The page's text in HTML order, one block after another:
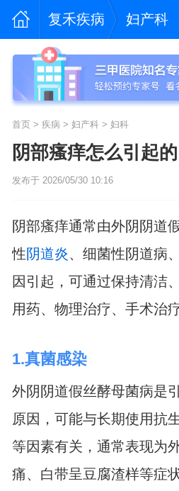
复禾疾病 妇产科
首页> 疾病 > 妇产科> 妇科
阴部瘙痒怎么引起的
发布于 2026/05/30 10:16
阴部瘙痒通常由外阴阴道
性阴道炎、细菌性阴道病
因引起，可通过保持清洁
用药、物理治疗、手术治
1.真菌感染
外阴阴道假丝酵母菌病是
原因，可能与长期使用抗
等因素有关，通常表现为
痛、白带呈豆腐渣样等症